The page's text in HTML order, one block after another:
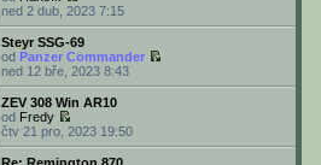
k
p
ě
v
e
k
ř
s
ě
p
o
s
l
e
d
n
í
ř
í
a
z
t
p
o
s
l
e
d
n
Z
o
b
r
a
z
p
o
s
ned 2 dub, 2023 7:15
Steyr SSG-69
od Panzer Commander
o
ned 12 bře, 2023 8:43
ZEV 308 Win AR10
od Fredy
Z
o
b
čtv 21 pro, 2023 19:50